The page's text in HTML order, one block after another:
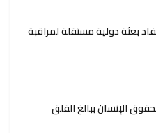
بعثة دولية مستقلة لمراقبة
الإنسان ببالغ القلق